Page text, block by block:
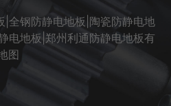
|全钢防静电地板|陶瓷防静电地
电地板|郑州利通防静电地板有
图